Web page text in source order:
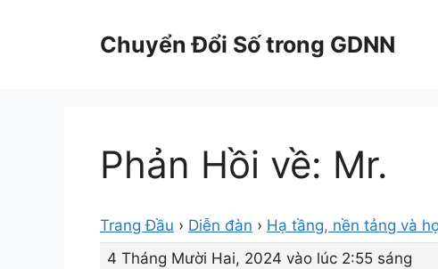
Chuyển Đổi Số trong GDNN
Phản Hồi về: Mr.
Trang Đầu › Diễn đàn › Hạ tầng, nền tảng và
4 Tháng Mười Hai, 2024 vào lúc 2:55 sáng